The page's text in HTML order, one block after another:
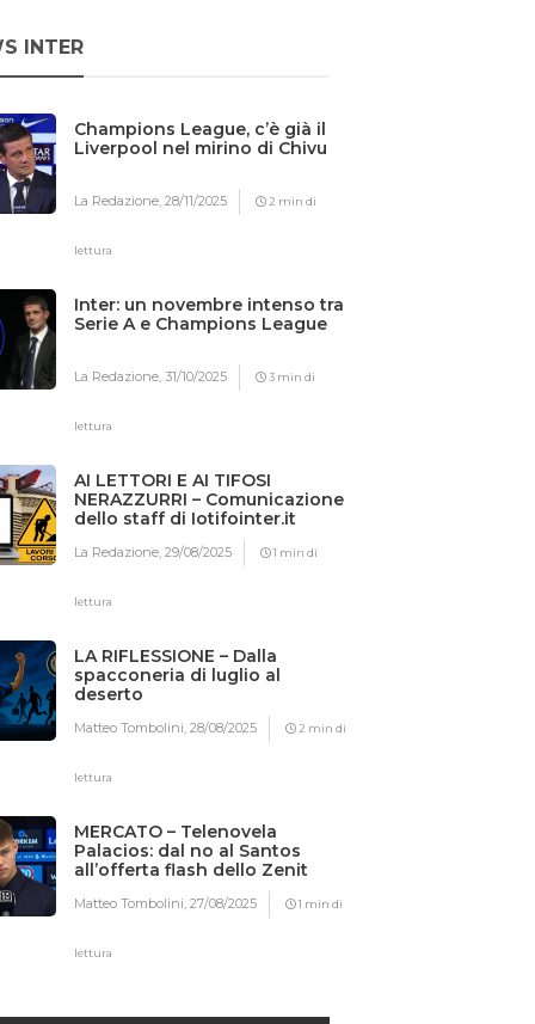
INTER
Champions League, c’è già il
Liverpool nel mirino di Chivu
La Redazione,28/11/2025 2 min di
lettura
Inter: un novembre intenso tra
Serie A e Champions League
La Redazione,31/10/2025 3 min di
lettura
AI LETTORI E AI TIFOSI
NERAZZURRI – Comunicazione
dello staff di Iotifointer.it
La Redazione,29/08/2025 1 min di
lettura
LA RIFLESSIONE – Dalla
spacconeria di luglio al
deserto
Matteo Tombolini,28/08/2025 2 min di
lettura
MERCATO – Telenovela
Palacios: dal no al Santos
all’offerta flash dello Zenit
Matteo Tombolini,27/08/2025 1 min di
lettura